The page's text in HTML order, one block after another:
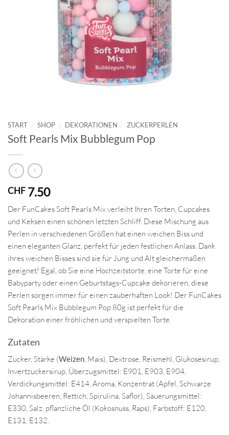
START / SHOP / DEKORATIONEN / ZUCKERPERLEN
Soft Pearls Mix Bubblegum Pop
CHF 7.50
Der FunCakes Soft Pearls Mix verleiht Ihren Torten, Cupcakes
und Keksen einen schönen letzten Schliff. Diese Mischung aus
Perlen in verschiedenen Größen hat einen weichen Biss und
einen eleganten Glanz, perfekt für jeden festlichen Anlass. Dank
ihres weichen Bisses sind sie für Jung und Alt gleichermaßen
geeignet! Egal, ob Sie eine Hochzeitstorte, eine Torte für eine
Babyparty oder einen Geburtstags-Cupcake dekorieren, diese
Perlen sorgen immer für einen zauberhaften Look! Der FunCakes
Soft Pearls Mix Bubblegum Pop 80g ist perfekt für die
Dekoration einer fröhlichen und verspielten Torte.
Zutaten
Zucker, Stärke (Weizen, Mais), Dextrose, Reismehl, Glukosesirup,
Invertzuckersirup, Überzugsmittel: E901, E903, E904,
Verdickungsmittel: E414, Aroma, Konzentrat (Apfel, Schwarze
Johannisbeeren, Rettich, Spirulina, Saflor), Säuerungsmittel:
E330, Salz, pflanzliche Öl (Kokosnuss, Raps), Farbstoff: E120,
E131, E132.